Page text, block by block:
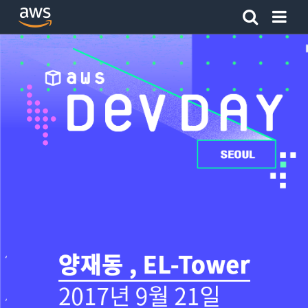
Amazon Web Services 홈 페이지로 돌아가려면 여기를 클